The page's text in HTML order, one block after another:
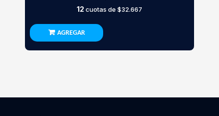
12cuotas de $32.667
AGREGAR